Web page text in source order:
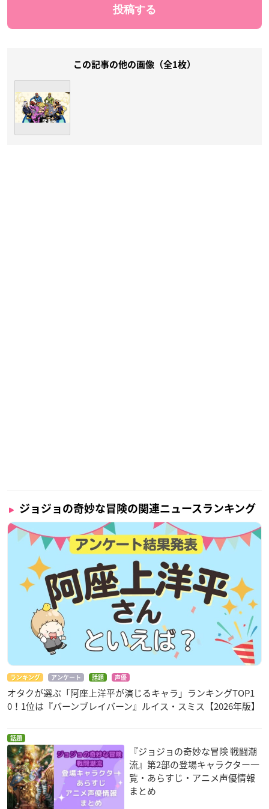
この記事の他の画像（全1枚）
ジョジョの奇妙な冒険の関連ニュースランキング
ランキング アンケート 話題 声優
オタクが選ぶ「阿座上洋平が演じるキャラ」ランキングTOP1
0！1位は『バーンブレイバーン』ルイス・スミス【2026年版】
話題
『ジョジョの奇妙な冒険 戦闘潮
流』第2部の登場キャラクター一
覧・あらすじ・アニメ声優情報
まとめ